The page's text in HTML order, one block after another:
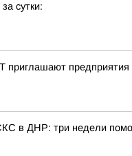
сутки:
приглашают
в ДНР: три недели